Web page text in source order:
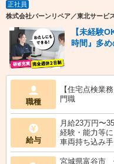
正社員
株式会社バーンリペア／東北サービ
【未経験
時間』多
職種
【住宅点検業
門職
給与
月給23万円〜
経験・能力等
車両持ち込み
宮城県富谷市